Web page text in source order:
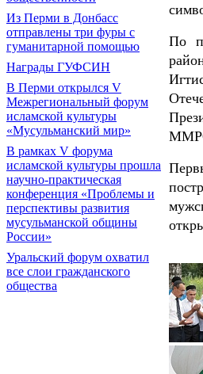
Из Перми в Донбасс
отправлены три фуры с
гуманитарной помощью
Награды ГУФСИН
В Перми открылся V
Межрегиональный форум
исламской культуры
«Мусульманский мир»
В рамках V форума
исламской культуры прошла
научно-практическая
конференция «Проблемы и
перспективы развития
мусульманской общины
России»
Уральский форум охватил
все слои гражданского
общества
По
ММРО